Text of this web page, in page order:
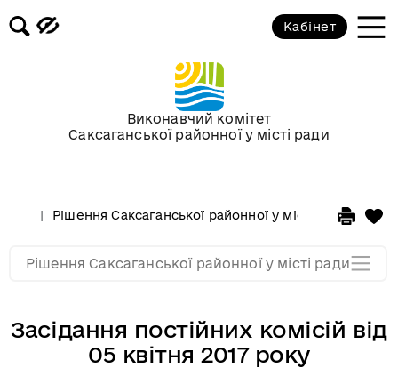
Виконавчий комітет
Саксаганської районної у місті ради
Кабінет
Рішення Саксаганської районної у місті ради
Засідання постійних комісій від
05 квітня 2017 року
Рішення Саксаганської районної у місті ради
Сесії у 2012 році